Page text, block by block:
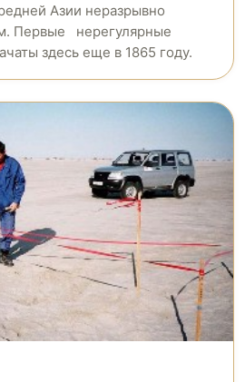
Азии неразрывно
Первые нерегулярные
здесь еще в 1865 году.